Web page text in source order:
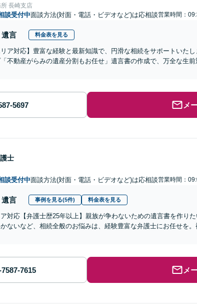
長崎支店
談受付中面談方法(対面・電話・ビデオなど)は応相談営業時間：
言 料金表を見る
リア対応】豊富な経験と最新知識で、円滑な相続をサポートいた
不動産がらみの遺産分割もお任せ」遺言書の作成で、万全な生
メ
士
談受付中面談方法(対面・電話・ビデオなど)は応相談営業時間：
言 事例を見る(5件) 料金表を見る
対応【弁護士歴25年以上】親族が争わないための遺言書を作り
ないなど、相続全般のお悩みは、経験豊富な弁護士にお任せを
メ